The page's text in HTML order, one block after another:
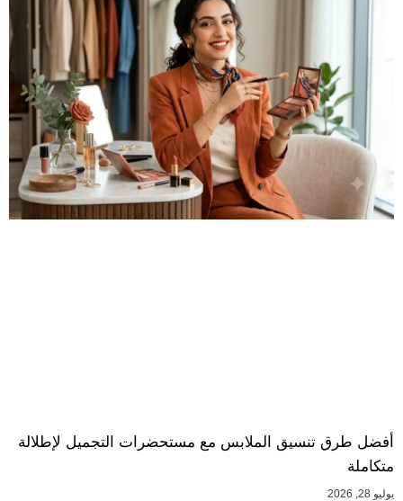
أفضل طرق تنسيق الملابس مع مستحضرات التجميل لإطلالة
متكاملة
يوليو 28, 2026